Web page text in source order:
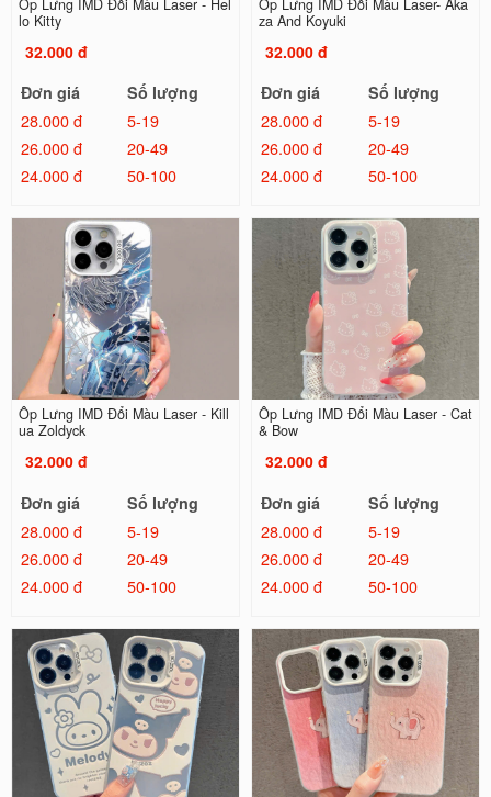
Ốp Lưng IMD Đổi Màu Laser - Hel
lo Kitty
32.000 đ
Đơn giá
Số lượng
28.000 đ
5-19
26.000 đ
20-49
24.000 đ
50-100
Ốp Lưng IMD Đổi Màu Laser- Aka
za And Koyuki
32.000 đ
Đơn giá
Số lượng
28.000 đ
5-19
26.000 đ
20-49
24.000 đ
50-100
Ốp Lưng IMD Đổi Màu Laser - Kill
ua Zoldyck
32.000 đ
Đơn giá
Số lượng
28.000 đ
5-19
26.000 đ
20-49
24.000 đ
50-100
Ốp Lưng IMD Đổi Màu Laser - Cat
& Bow
32.000 đ
Đơn giá
Số lượng
28.000 đ
5-19
26.000 đ
20-49
24.000 đ
50-100